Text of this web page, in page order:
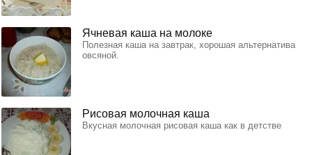
Ячневая каша на молоке
Полезная каша на завтрак, хорошая альтернатива
овсяной.
Рисовая молочная каша
Вкусная молочная рисовая каша как в детстве